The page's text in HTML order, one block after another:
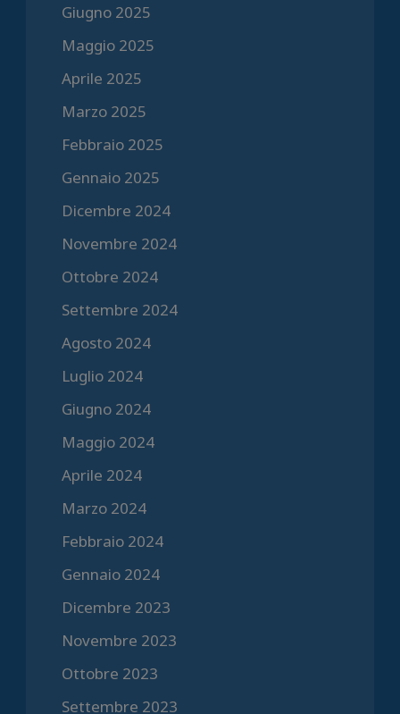
Giugno 2025
Maggio 2025
Aprile 2025
Marzo 2025
Febbraio 2025
Gennaio 2025
Dicembre 2024
Novembre 2024
Ottobre 2024
Settembre 2024
Agosto 2024
Luglio 2024
Giugno 2024
Maggio 2024
Aprile 2024
Marzo 2024
Febbraio 2024
Gennaio 2024
Dicembre 2023
Novembre 2023
Ottobre 2023
Settembre 2023